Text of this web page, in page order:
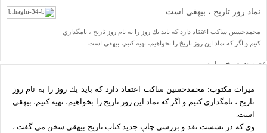
یاد مفاخر
نسخه و سند
با میراث
درباره ما
عضویت در خبرنامه
■ پخش زنده
♥ حامیان
دانشگاه افغانستان
نماد روز تاريخ ، بيهقي است
محمدحسين ساكت اعتقاد دارد كه بايد يك روز را به نام روز تاريخ ، نامگذاري
كنيم و اگر كه نماد اين روز تاريخ را بخواهيم، تهيه كنيم، بيهقي است.
ميراث مكتوب: محمدحسين ساكت اعتقاد دارد كه بايد يك روز را به نام روز
تاريخ ، نامگذاري كنيم و اگر كه نماد اين روز تاريخ را بخواهيم، تهيه كنيم، بيهقي
است.
وي كه در نشست نقد و بررسي‌ چاپ‌ جديد كتاب‌ تاريخ‌ بيهقي سخن مي گفت ،